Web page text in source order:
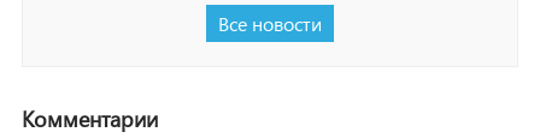
Все новости
Комментарии